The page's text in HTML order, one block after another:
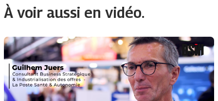
À voir aussi en vidéo.